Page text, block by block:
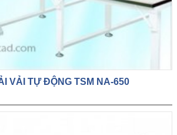
VẢI TỰ ĐỘNG TSM NA-650